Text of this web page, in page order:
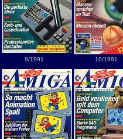
9/1991 10/1991